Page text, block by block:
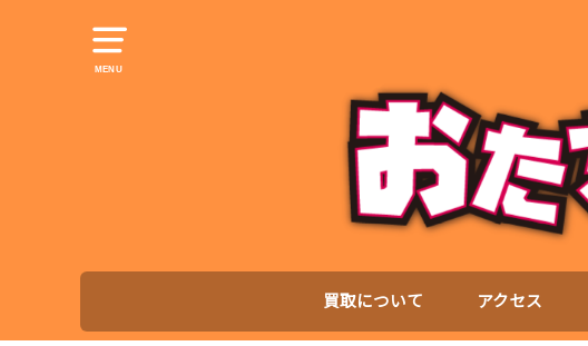
MENU
買取について アクセス